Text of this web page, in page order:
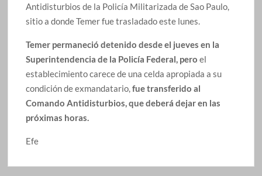
Antidisturbios de la Policía Militarizada de Sao Paulo,
sitio a donde Temer fue trasladado este lunes.
Temer permaneció detenido desde el jueves en la
Superintendencia de la Policía Federal, pero el
establecimiento carece de una celda apropiada a su
condición de exmandatario,fue transferido al
Comando Antidisturbios, que deberá dejar en las
próximas horas.
Efe